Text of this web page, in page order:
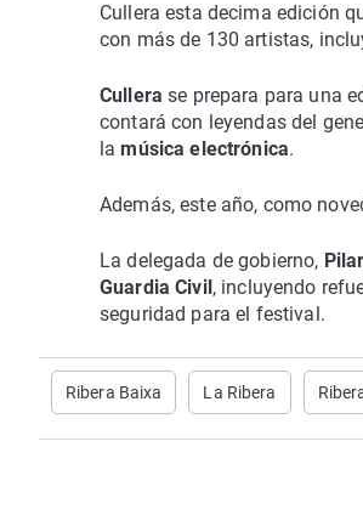
Cullera esta decima edición
con más de 130 artistas,
Cullera se prepara para una
contará con leyendas del
lamúsica electrónica.
Además, este año, como
La delegada de gobierno,
Guardia Civil, incluyendo
seguridad para el festival.
Ribera Baixa La Ribera